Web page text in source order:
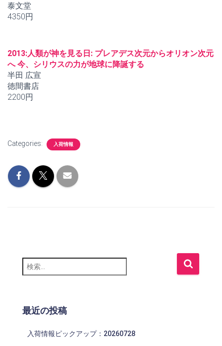
泰文堂
4350円
2013:人類が神を見る日: プレアデス次元からオリオン次元
へ 今、シリウスの力が地球に降誕する
半田 広宣
徳間書店
2200円
Categories: 入荷情報
検
索
最近の投稿
入荷情報ピックアップ：20260728